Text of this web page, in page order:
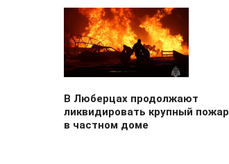
В Люберцах продолжают
ликвидировать крупный пожар
в частном доме